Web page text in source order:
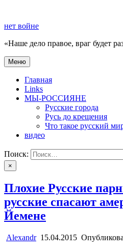
содержимому
нет войне
«Наше дело правое, враг будет
нет войне
«Наше дело правое, враг будет
Меню
Главная
Links
МЫ-РОССИЯНЕ
Русские города
Русь до крещения
Что такое русский
видео
Поиск:
×
Плохие Русские
русские спасают
Йемене
Alexandr 15.04.2015